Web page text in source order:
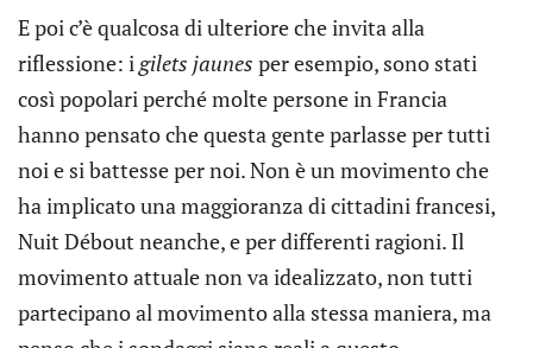
E poi c’è qualcosa di ulteriore che invita alla
riflessione: igilets jaunes per esempio, sono stati
così popolari perché molte persone in Francia
hanno pensato che questa gente parlasse per tutti
noi e si battesse per noi. Non è un movimento che
ha implicato una maggioranza di cittadini francesi,
Nuit Débout neanche, e per differenti ragioni. Il
movimento attuale non va idealizzato, non tutti
partecipano al movimento alla stessa maniera, ma